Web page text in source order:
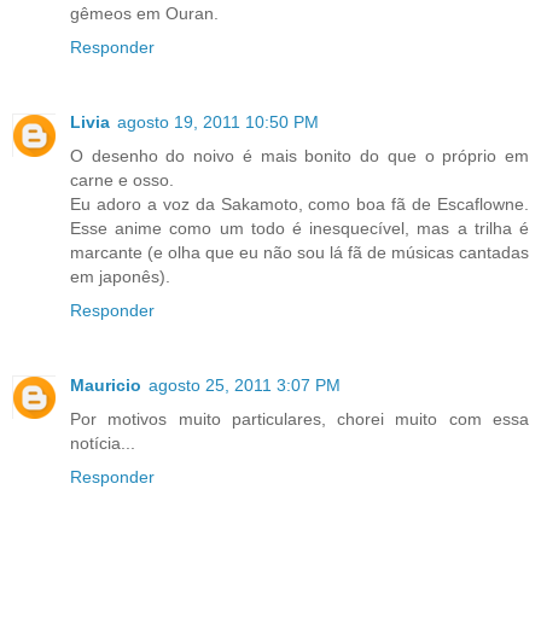
gêmeos em Ouran.
Responder
Livia agosto 19, 2011 10:50 PM
O desenho do noivo é mais bonito do que o próprio em
carne e osso.
Eu adoro a voz da Sakamoto, como boa fã de Escaflowne.
Esse anime como um todo é inesquecível, mas a trilha é
marcante (e olha que eu não sou lá fã de músicas cantadas
em japonês).
Responder
Mauricio agosto 25, 2011 3:07 PM
Por motivos muito particulares, chorei muito com essa
notícia...
Responder